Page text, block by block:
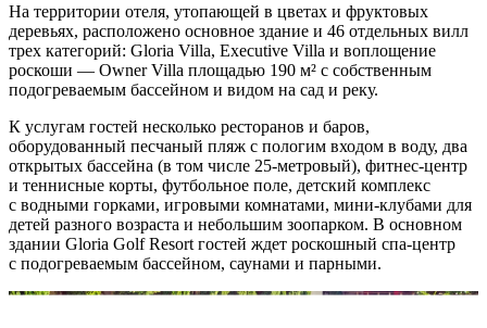
На территории отеля, утопающей в цветах и фруктовых
деревьях, расположено основное здание и 46 отдельных вилл
трех категорий: Gloria Villa, Executive Villa и воплощение
роскоши — Owner Villa площадью 190 м² с собственным
подогреваемым бассейном и видом на сад и реку.
К услугам гостей несколько ресторанов и баров,
оборудованный песчаный пляж с пологим входом в воду, два
открытых бассейна (в том числе 25-метровый), фитнес-центр
и теннисные корты, футбольное поле, детский комплекс
с водными горками, игровыми комнатами, мини-клубами для
детей разного возраста и небольшим зоопарком. В основном
здании Gloria Golf Resort гостей ждет роскошный спа-центр
с подогреваемым бассейном, саунами и парными.